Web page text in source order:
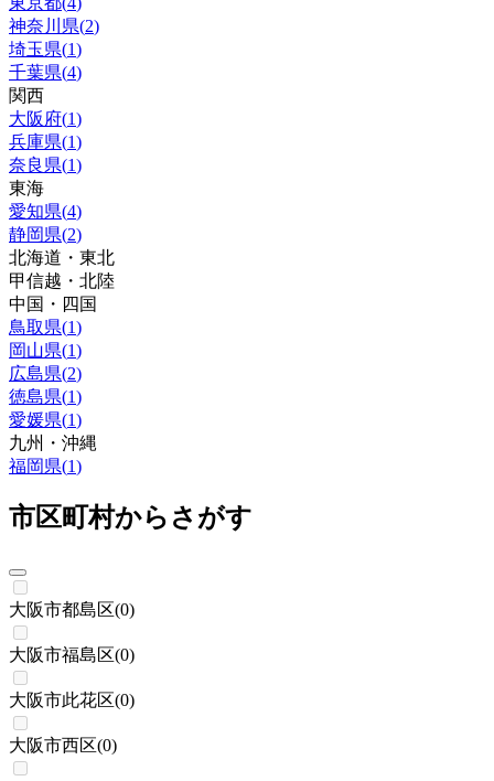
神奈川県(2)
埼玉県(1)
千葉県(4)
関西
大阪府(1)
兵庫県(1)
奈良県(1)
東海
愛知県(4)
静岡県(2)
北海道・東北
甲信越・北陸
中国・四国
鳥取県(1)
岡山県(1)
広島県(2)
徳島県(1)
愛媛県(1)
九州・沖縄
福岡県(1)
市区町村からさがす
大阪市都島区(0)
大阪市福島区(0)
大阪市此花区(0)
大阪市西区(0)